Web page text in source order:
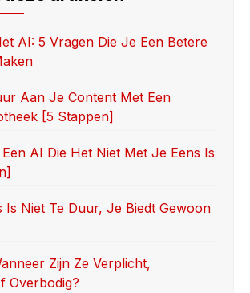
AI: 5 Vragen Die Je Een Betere
Aan Je Content Met Een
[5 Stappen]
AI Die Het Niet Met Je Eens Is
Is Niet Te Duur, Je Biedt Gewoon
Zijn Ze Verplicht,
Overbodig?